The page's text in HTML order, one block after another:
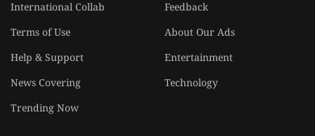
International Collab
Feedback
Terms of Use
About Our Ads
Help & Support
Entertainment
News Covering
Technology
Trending Now